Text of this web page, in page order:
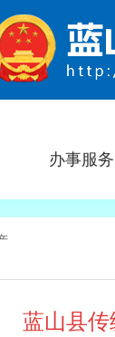
办事服务
蓝山县传